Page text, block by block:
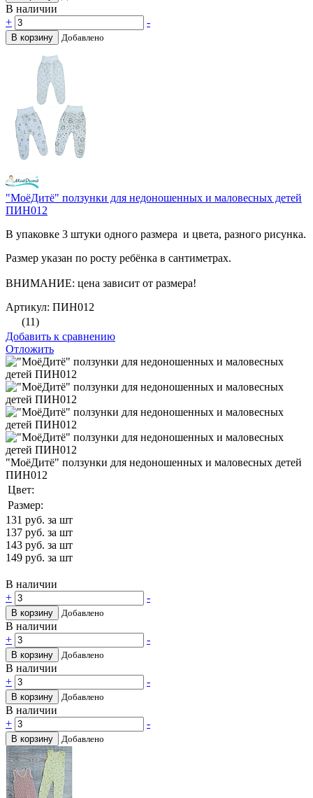
В наличии
+
-
В корзину Добавлено
"МоёДитё" ползунки для недоношенных и маловесных детей
ПИН012
В упаковке 3 штуки одного размера и цвета, разного рисунка.
Размер указан по росту ребёнка в сантиметрах.
ВНИМАНИЕ: цена зависит от размера!
Артикул: ПИН012
(11)
Добавить к сравнению
Отложить
"МоёДитё" ползунки для недоношенных и маловесных детей
ПИН012
Цвет:
Размер:
131 руб. за шт
137 руб. за шт
143 руб. за шт
149 руб. за шт
В наличии
+
-
В корзину Добавлено
В наличии
+
-
В корзину Добавлено
В наличии
+
-
В корзину Добавлено
В наличии
+
-
В корзину Добавлено